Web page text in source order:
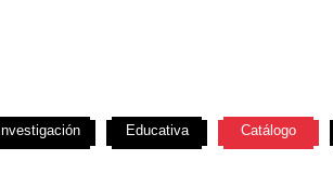
Investigación Educativa Catálogo